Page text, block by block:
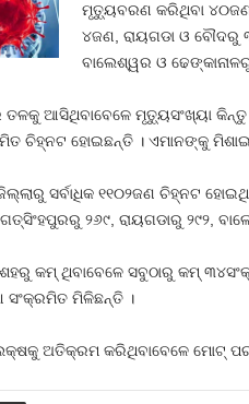
ମୃତ୍ୟୁବରଣ କରିଥିବା
୪ଜଣ, ରାୟଗଡା ଓ
ବାଲେଶ୍ୱର ଓ
ତଳକୁ ଆସିଥିବାବେଳେ ମୃତ୍ୟୁସଂଖ୍ୟା
ଚିହ୍ନଟ ହୋଇଛନ୍ତି । ଏମାନଙ୍କୁ
ସର୍ବାଧିକ ୧୧୦୨ଜଣ ଚିହ୍ନଟ
୨୬୯, ରାୟଗଡାରୁ ୨୯୨,
କମ୍‍ ଥିବାବେଳେ ସବୁଠାରୁ କମ୍‍
ସଂକ୍ରମିତ ମିଳିଛନ୍ତି ।
ଅତିକ୍ରମ କରିଥିବାବେଳେ ମୋଟ୍‍